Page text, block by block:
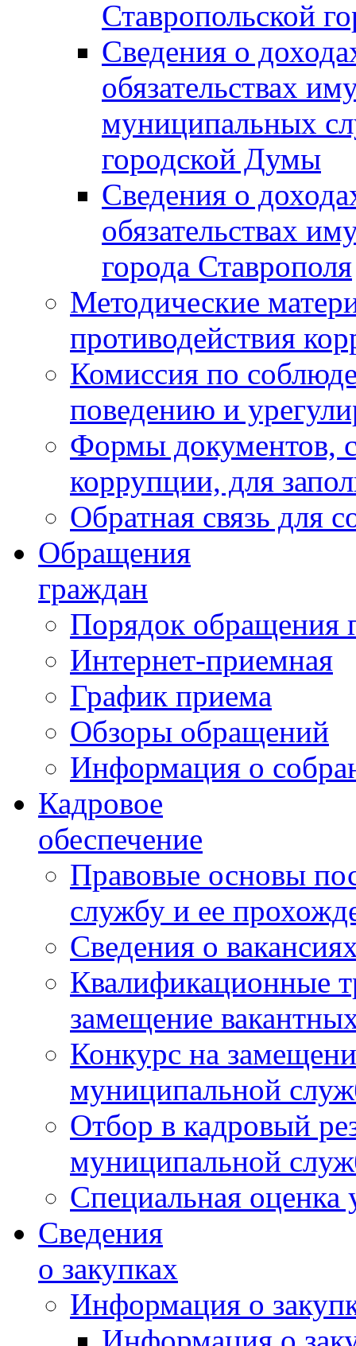
Ставропольской
Сведения о
обязательствах
муниципальных
городской Думы
Сведения о
обязательствах
города Ставрополя
Методические
противодействия
Комиссия по
поведению и
Формы документов,
коррупции, для
Обратная связь для
Обращения
граждан
Порядок обращения
Интернет-приемная
График приема
Обзоры обращений
Информация о
Кадровое
обеспечение
Правовые основы
службу и ее
Сведения о
Квалификационные
замещение
Конкурс на
муниципальной
Отбор в кадровый
муниципальной
Специальная оценка
Сведения
о закупках
Информация о